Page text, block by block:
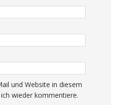
und Website in diesem
wieder kommentiere.